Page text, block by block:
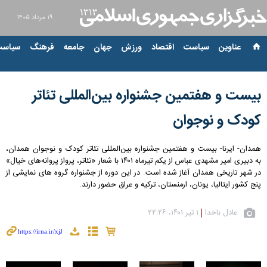
۱۹ مرداد ۱۴۰۵
عناوین‌ سیاست اقتصاد ورزش جهان جامعه فرهنگ
بیست و هفتمین جشنواره بین‌المللی تئاتر
کودک و نوجوان
همدان- ایرنا- بیست و هفتمین جشنواره بین‌المللی تئاتر کودک و نوجوان همدان،
به دبیری امیر مشهدی عباس از یکم تیرماه ۱۴۰۱ با شعار «تئاتر، پرواز پروانه‌های خیال»
در شهر تاریخی همدان آغاز شده است. در این دوره از جشنواره گروه های نمایشی از
پنج کشور ایتالیا، یونان، ارمنستان، ترکیه و عراق حضور دارند.
عادل باخدا ۱ تیر ۱۴۰۱، ۲۲:۲۶